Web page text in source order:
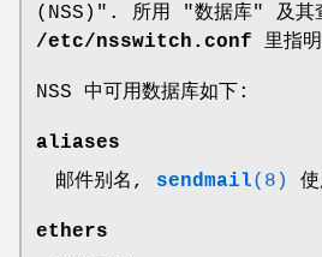
(NSS)". 所用 "数据库" 及其
/etc/nsswitch.conf 里指
NSS 中可用数据库如下:
aliases
邮件别名, sendmail(8)
ethers